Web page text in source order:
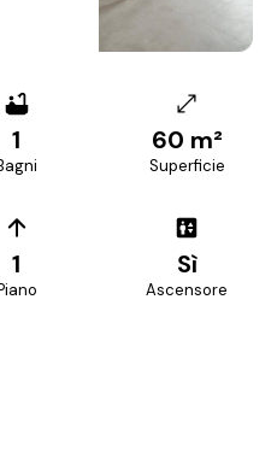
1 60 m²
Superficie
1 Sì
Ascensore